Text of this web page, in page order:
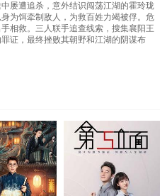
屡遭追杀，意外结识闯荡江湖的霍玲珑
为饵牵制敌人，为救百姓力竭被俘。危
相救。三人联手追查线索，搜集襄阳王
证，最终挫败其朝野和江湖的阴谋布